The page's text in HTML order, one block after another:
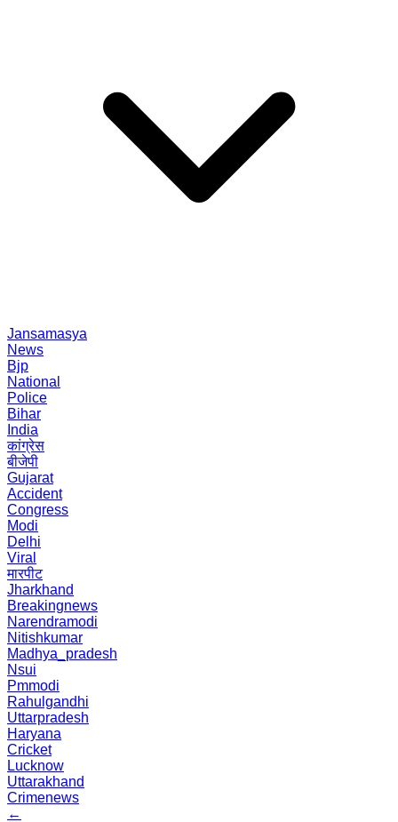
Jansamasya
News
Bjp
National
Police
Bihar
India
कांग्रेस
बीजेपी
Gujarat
Accident
Congress
Modi
Delhi
Viral
मारपीट
Jharkhand
Breakingnews
Narendramodi
Nitishkumar
Madhya_pradesh
Nsui
Pmmodi
Rahulgandhi
Uttarpradesh
Haryana
Cricket
Lucknow
Uttarakhand
Crimenews
←